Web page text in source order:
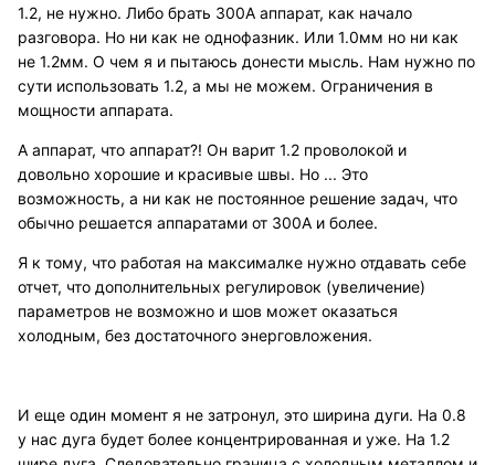
1.2, не нужно. Либо брать 300А аппарат, как начало
разговора. Но ни как не однофазник. Или 1.0мм но ни как
не 1.2мм. О чем я и пытаюсь донести мысль. Нам нужно по
сути использовать 1.2, а мы не можем. Ограничения в
мощности аппарата.
А аппарат, что аппарат?! Он варит 1.2 проволокой и
довольно хорошие и красивые швы. Но ... Это
возможность, а ни как не постоянное решение задач, что
обычно решается аппаратами от 300А и более.
Я к тому, что работая на максималке нужно отдавать себе
отчет, что дополнительных регулировок (увеличение)
параметров не возможно и шов может оказаться
холодным, без достаточного энерговложения.
И еще один момент я не затронул, это ширина дуги. На 0.8
у нас дуга будет более концентрированная и уже. На 1.2